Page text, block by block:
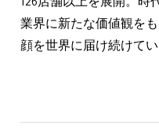
126店舗以上を展開。時
業界に新たな価値観を
顔を世界に届け続けてい